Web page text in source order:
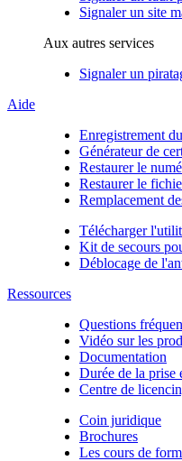
Signaler un site
Aux autres services
Signaler un
Aide
Enregistrement
Générateur de
Restaurer le
Restaurer le
Remplacement
Télécharger
Kit de secours
Déblocage de
Ressources
Questions
Vidéo sur les
Documentation
Durée de la prise
Centre de
Coin juridique
Brochures
Les cours de